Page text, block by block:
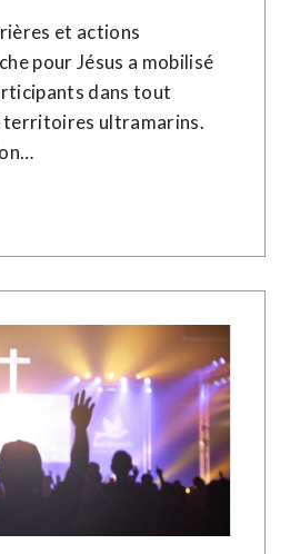
et actions
pour Jésus a mobilisé
dans tout
territoires ultramarins.